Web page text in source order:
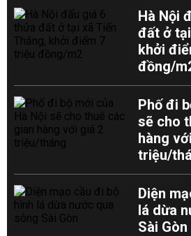
Hà Nội
đất ở
khởi
đồng/
Phố đi
sẽ cho
hàng
triệu/
Diện
lá dừa
Sài Gòn